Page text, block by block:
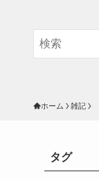
ホーム 雑記
タグ